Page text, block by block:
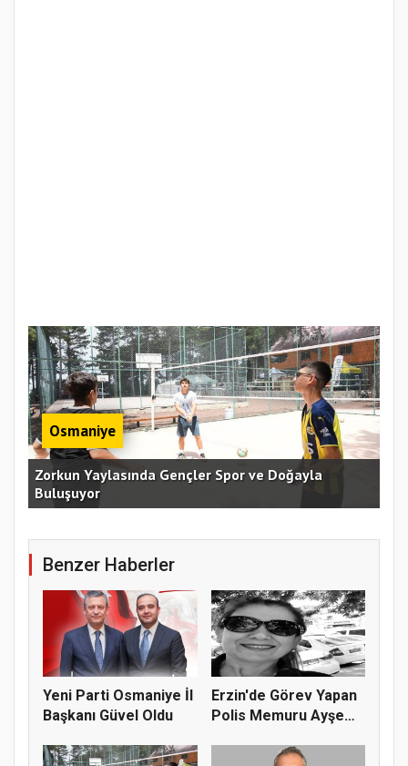
Osmaniye
Zorkun Yaylasında Gençler Spor ve Doğayla
Buluşuyor
Benzer Haberler
Yeni Parti Osmaniye İl
Başkanı Güvel Oldu
Erzin'de Görev Yapan
Polis Memuru Ayşe